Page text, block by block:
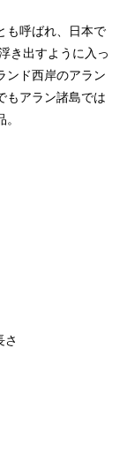
も呼ばれ、日本で
き出すように入っ
ンド西岸のアラン
もアラン諸島では
さ